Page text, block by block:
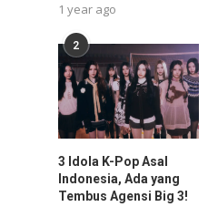
1 year ago
2
3 Idola K-Pop Asal
Indonesia, Ada yang
Tembus Agensi Big 3!